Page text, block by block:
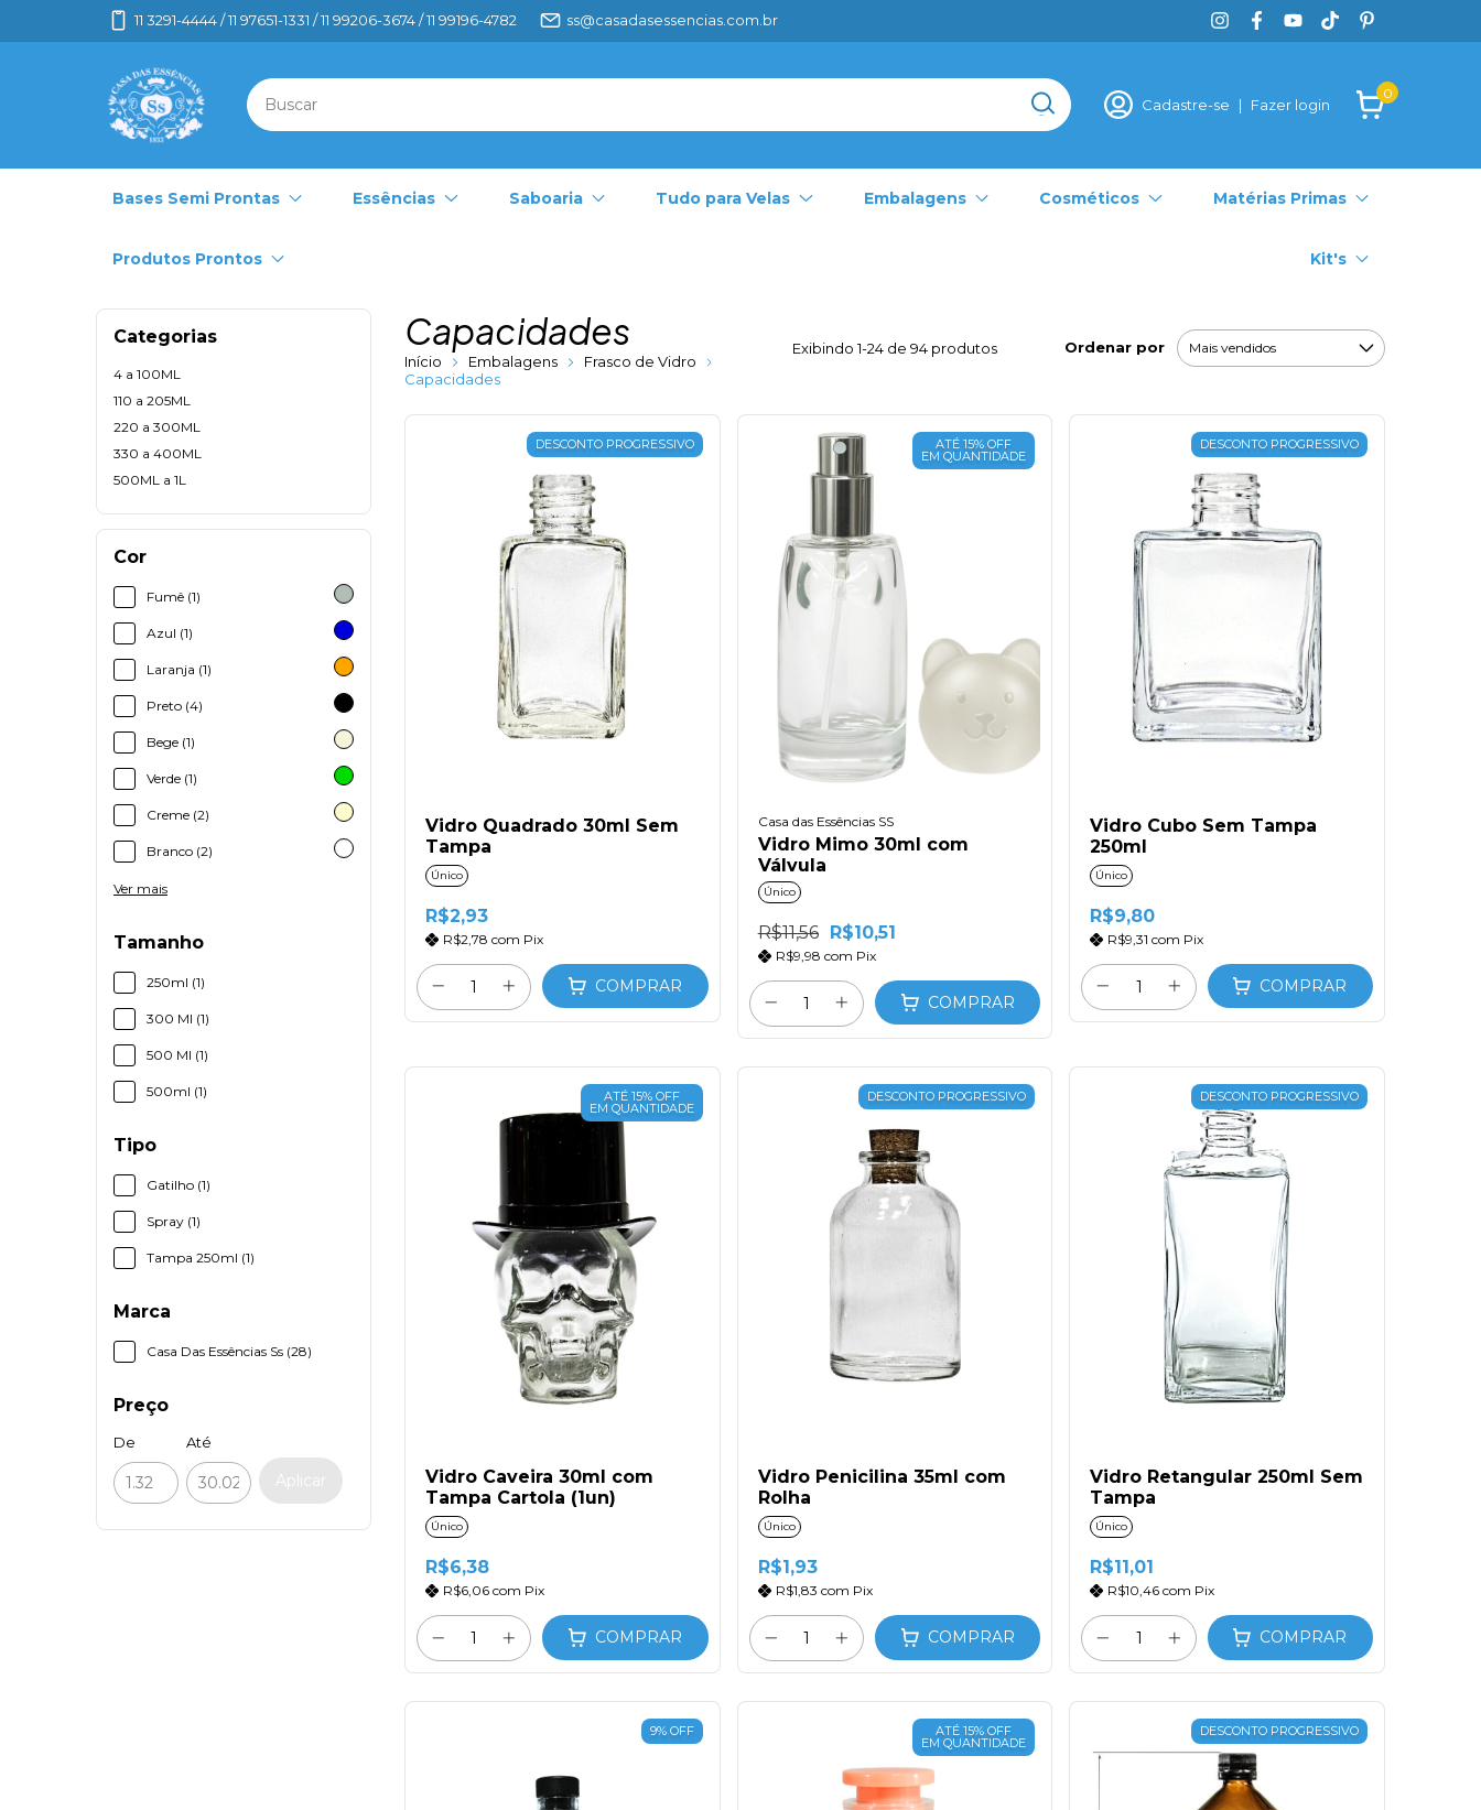
11 3291-4444 / 11 97651-1331 / 11 99206-3674 / 11 99196-4782 ss@casadasessencias.com.br
Cadastre-se | Fazer login
0
Bases Semi Prontas Essências Saboaria Tudo para Velas Embalagens Cosméticos Matérias Primas
Produtos Prontos Kit's
Categorias
4 a 100ML
110 a 205ML
220 a 300ML
330 a 400ML
500ML a 1L
Cor
Fumê (1)
Azul (1)
Laranja (1)
Preto (4)
Bege (1)
Verde (1)
Creme (2)
Branco (2)
Ver mais
Tamanho
250ml (1)
300 Ml (1)
500 Ml (1)
500ml (1)
Tipo
Gatilho (1)
Spray (1)
Tampa 250ml (1)
Marca
Casa Das Essências Ss (28)
Preço
De Até
Aplicar
Capacidades
Início Embalagens
Frasco de Vidro
Capacidades
Exibindo 1-24 de 94 produtos Ordenar por
DESCONTO PROGRESSIVO
Vidro Quadrado 30ml Sem
Tampa
Único
R$2,93
R$2,78 com Pix
COMPRAR
ATÉ 15% OFF
EM QUANTIDADE
Casa das Essências SS
Vidro Mimo 30ml com
Válvula
Único
R$11,56 R$10,51
R$9,98 com Pix
COMPRAR
DESCONTO PROGRESSIVO
Vidro Cubo Sem Tampa
250ml
Único
R$9,80
R$9,31com Pix
COMPRAR
ATÉ 15% OFF
EM QUANTIDADE
Vidro Caveira 30ml com
Tampa Cartola (1un)
Único
R$6,38
R$6,06 com Pix
COMPRAR
DESCONTO PROGRESSIVO
Vidro Penicilina 35ml com
Rolha
Único
R$1,93
R$1,83 com Pix
COMPRAR
DESCONTO PROGRESSIVO
Vidro Retangular 250ml Sem
Tampa
Único
R$11,01
R$10,46com Pix
COMPRAR
9% OFF ATÉ 15% OFF
EM QUANTIDADE
DESCONTO PROGRESSIVO